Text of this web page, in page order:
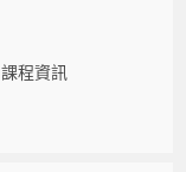
課程資訊